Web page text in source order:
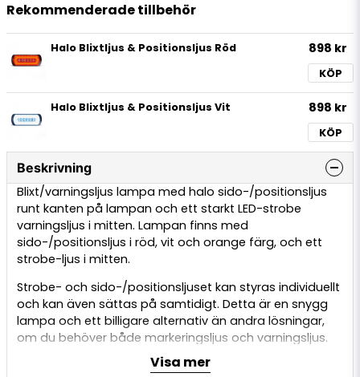
Rekommenderade tillbehör
Halo Blixtljus & Positionsljus Röd 898 kr
KÖP
Halo Blixtljus & Positionsljus Vit 898 kr
KÖP
Beskrivning
Blixt/varningsljus lampa med halo sido-/positionsljus
runt kanten på lampan och ett starkt LED-strobe
varningsljus i mitten. Lampan finns med
sido-/positionsljus i röd, vit och orange färg, och ett
strobe-ljus i mitten.
Strobe- och sido-/positionsljuset kan styras individuellt
och kan även sättas på samtidigt. Detta är en snygg
lampa och ett billigare alternativ än andra lösningar,
om du behöver både markeringsljus och varningsljus.
Du slipper en extra enhet som också måste monteras
Visa mer